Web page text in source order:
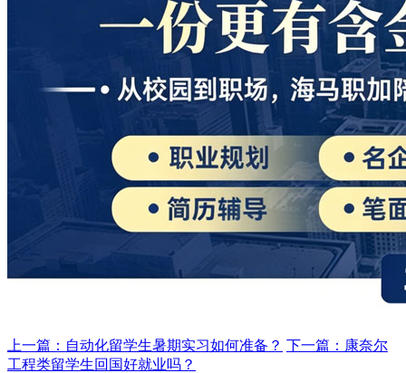
上一篇：自动化留学生暑期实习如何准备？ 下一篇：康奈尔
工程类留学生回国好就业吗？